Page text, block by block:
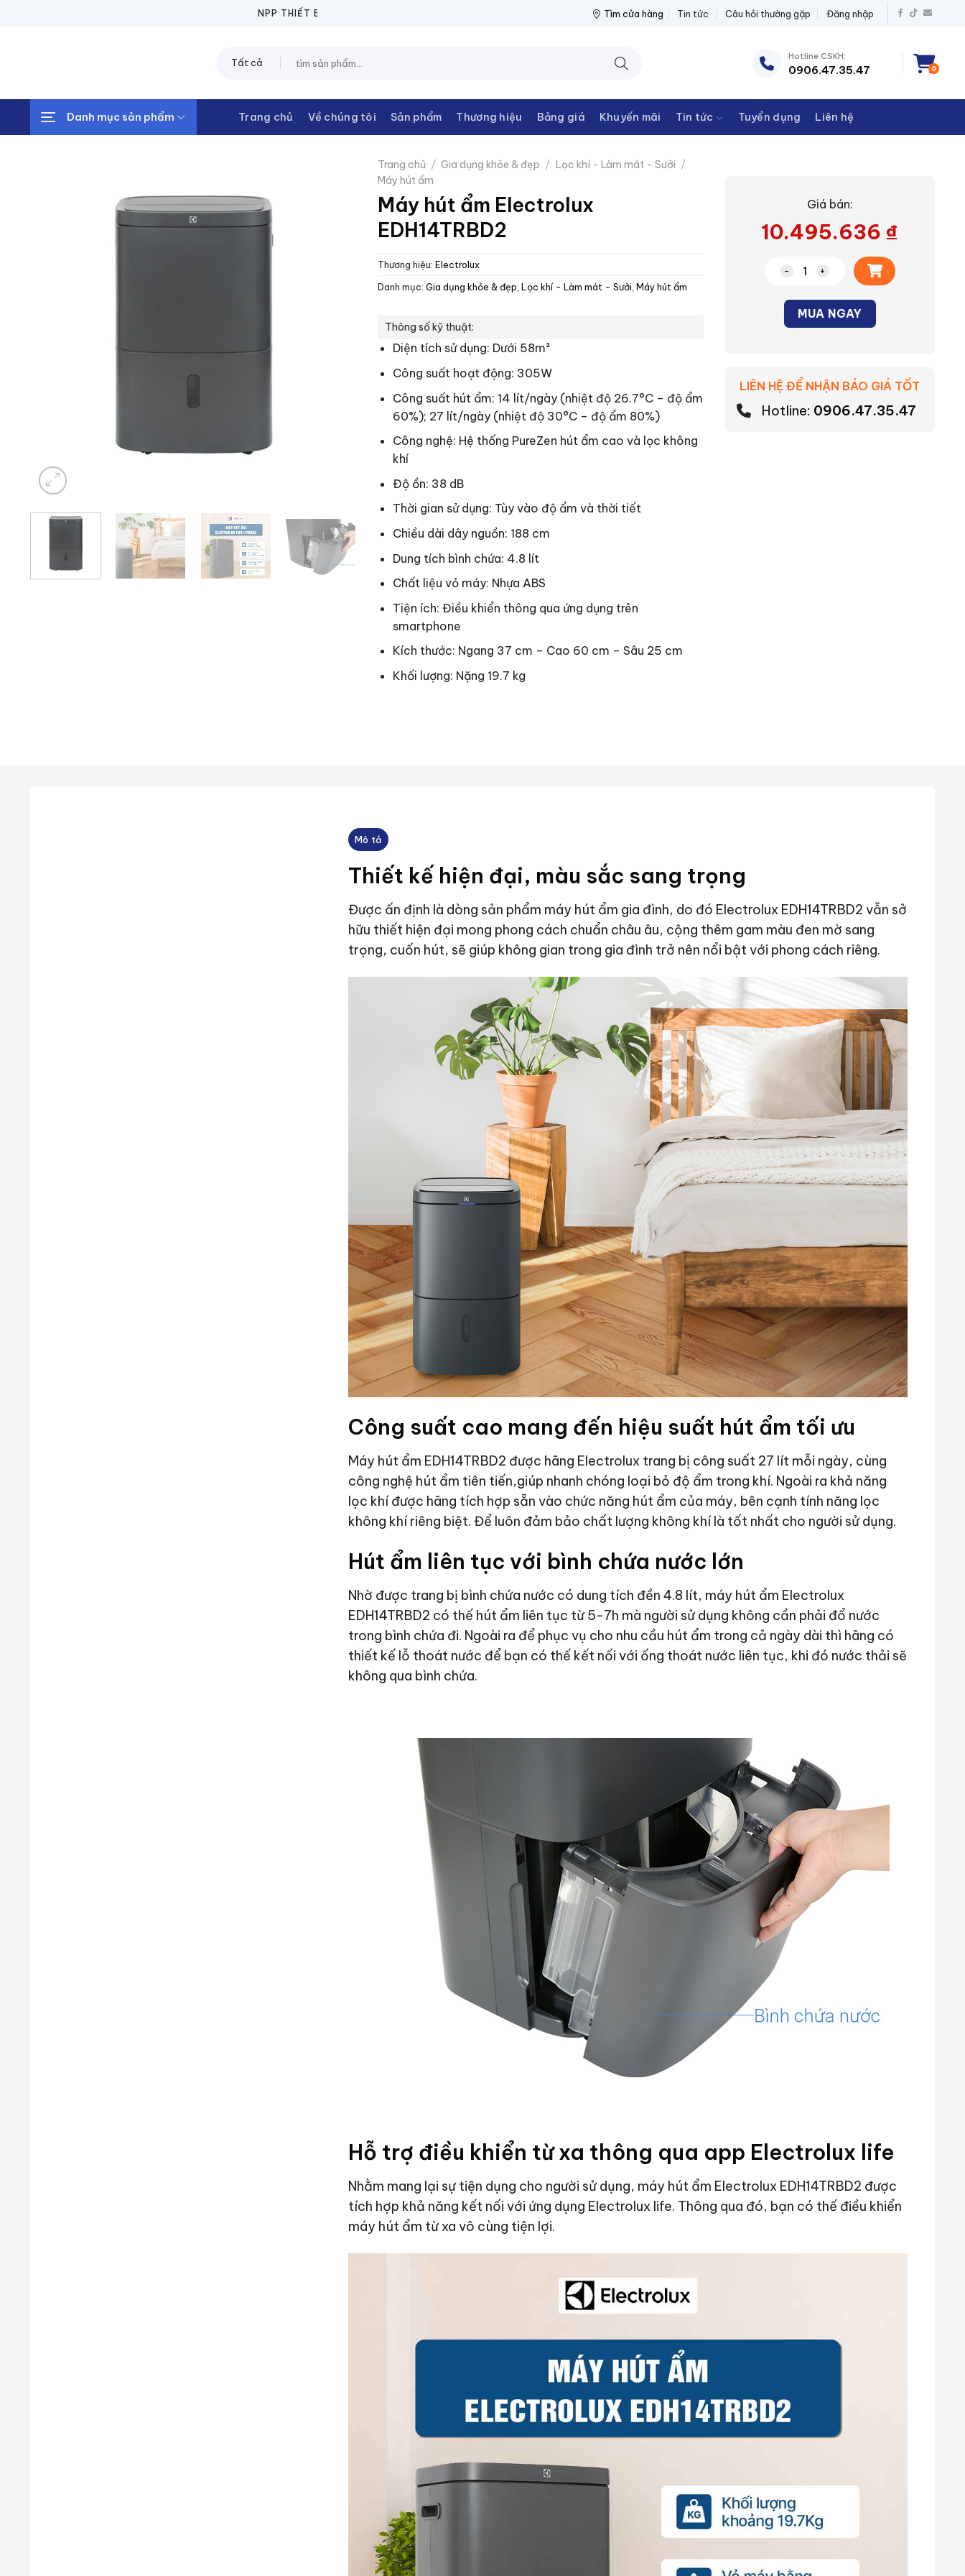
NPP THIẾT BỊ ĐIỆN THANH CHÂU NPP THIẾT BỊ ĐIỆN THANH CHÂU
Tìm cửa hàng Tin tức Câu hỏi thường gặp Đăng nhập
kiếm:
Hotline CSKH:
0906.47.35.47 0
Danh mục sản phẩm Trang chủ Về chúng tôi Sản phẩm Thương hiệu Bảng giá Khuyến mãi Tin tức Tuyển dụng Liên hệ
Trang chủ / Gia dụng khỏe & đẹp / Lọc khí - Làm mát - Sưởi /
Máy hút ẩm
Máy hút ẩm Electrolux
EDH14TRBD2
Thương hiệu: Electrolux
Danh mục: Gia dụng khỏe & đẹp Lọc khí - Làm mát - Sưởi Máy hút ẩm
Thông số kỹ thuật:
Diện tích sử dụng: Dưới 58m²
Công suất hoạt động: 305W
Công suất hút ẩm: 14 lít/ngày (nhiệt độ 26.7°C – độ ẩm
60%); 27 lít/ngày (nhiệt độ 30°C – độ ẩm 80%)
Công nghệ: Hệ thống PureZen hút ẩm cao và lọc không
khí
Độ ồn: 38 dB
Thời gian sử dụng: Tùy vào độ ẩm và thời tiết
Chiều dài dây nguồn: 188 cm
Dung tích bình chứa: 4.8 lít
Chất liệu vỏ máy: Nhựa ABS
Tiện ích: Điều khiển thông qua ứng dụng trên
smartphone
Kích thước: Ngang 37 cm – Cao 60 cm – Sâu 25 cm
Khối lượng: Nặng 19.7 kg
Giá bán:
10.495.636 ₫
Máy hút ẩm Electrolux
MUA NGAY
LIÊN HỆ ĐỂ NHẬN BÁO GIÁ TỐT
Hotline: 0906.47.35.47
Mô tả
Thiết kế hiện đại, màu sắc sang trọng
Được ấn định là dòng sản phẩm máy hút ẩm gia đình, do đó Electrolux EDH14TRBD2 vẫn sở
hữu thiết hiện đại mong phong cách chuẩn châu âu, cộng thêm gam màu đen mờ sang
trọng, cuốn hút, sẽ giúp không gian trong gia đình trở nên nổi bật với phong cách riêng.
Công suất cao mang đến hiệu suất hút ẩm tối ưu
Máy hút ẩm EDH14TRBD2 được hãng Electrolux trang bị công suất 27 lít mỗi ngày, cùng
công nghệ hút ẩm tiên tiến,giúp nhanh chóng loại bỏ độ ẩm trong khí. Ngoài ra khả năng
lọc khí được hãng tích hợp sẵn vào chức năng hút ẩm của máy, bên cạnh tính năng lọc
không khí riêng biệt. Để luôn đảm bảo chất lượng không khí là tốt nhất cho người sử dụng.
Hút ẩm liên tục với bình chứa nước lớn
Nhờ được trang bị bình chứa nước có dung tích đền 4.8 lít, máy hút ẩm Electrolux
EDH14TRBD2 có thế hút ẩm liên tục từ 5-7h mà người sử dụng không cần phải đổ nước
trong bình chứa đi. Ngoài ra để phục vụ cho nhu cầu hút ẩm trong cả ngày dài thì hãng có
thiết kế lỗ thoát nước để bạn có thế kết nối với ống thoát nước liên tục, khi đó nước thải sẽ
không qua bình chứa.
Hỗ trợ điều khiển từ xa thông qua app Electrolux life
Nhằm mang lại sự tiện dụng cho người sử dụng, máy hút ẩm Electrolux EDH14TRBD2 được
tích hợp khả năng kết nối với ứng dụng Electrolux life. Thông qua đó, bạn có thế điều khiển
máy hút ẩm từ xa vô cùng tiện lợi.